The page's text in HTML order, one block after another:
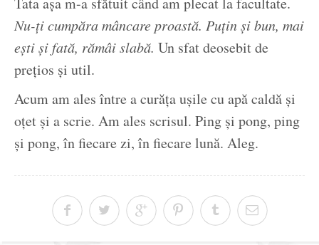
Nu-ți cumpăra mâncare proastă. Puțin și bun, mai
ești și fată, rămâi slabă. Un sfat deosebit de
prețios și util.
Acum am ales între a curăța ușile cu apă caldă și
oțet și a scrie. Am ales scrisul. Ping și pong, ping
și pong, în fiecare zi, în fiecare lună. Aleg.